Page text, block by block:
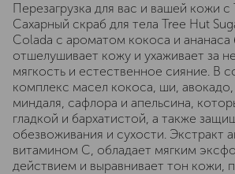
Перезагрузка для вас и вашей кожи с
Сахарный скраб для тела Tree Hut
Colada с ароматом кокоса и
отшелушивает кожу и ухаживает за
мягкость и естественное сияние. В
комплекс масел кокоса, ши,
миндаля, сафлора и апельсина,
гладкой и бархатистой, а также
обезвоживания и сухости. Экстракт
витамином С, обладает мягким
действием и выравнивает тон кожи,